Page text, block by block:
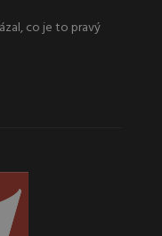
co je to pravý